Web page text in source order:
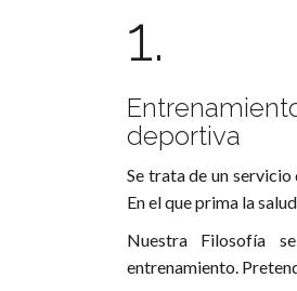
1.
deportiva
Se trata de un
En el que prima la
Nuestra Filosofía
entrenamiento.